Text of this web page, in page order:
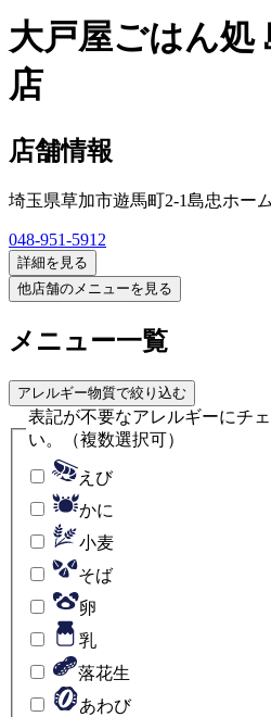
大戸屋ごはん処
店
店舗情報
埼玉県草加市遊馬町2-1島忠ホー
048-951-5912
詳細を見る
他店舗のメニューを見る
メニュー一覧
アレルギー物質で絞り込む
表記が不要なアレルギーにチ
い。
（複数選択可）
えび
かに
小麦
そば
卵
乳
落花生
あわび